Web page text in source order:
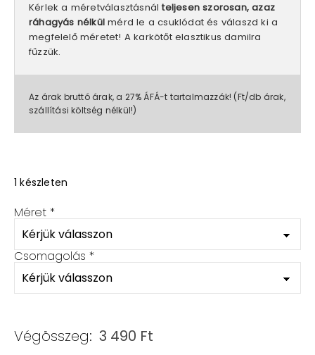
Kérlek a méretválasztásnálteljesen szorosan, azaz
ráhagyás nélkül mérd le a csuklódat és válaszd ki a
megfelelő méretet! A karkötőt elasztikus damilra
fűzzük.
Az árak bruttó árak, a 27% ÁFÁ-t tartalmazzák! (Ft/db árak,
szállítási költség nélkül!)
1 készleten
Méret *
Csomagolás *
Végösszeg: 3 490 Ft